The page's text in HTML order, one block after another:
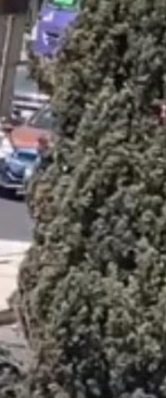
La Reorganización De
Unidos Endurece Su
A Wilber Armando
Exige Aclarar
Enfrenta Una
Plan Para Construir
Concesiones De Taxis
Cuatro Personas Tras
Lleva El
Crías De Iguana
Participa En
Asesoría Jurídica
E Iris Torres Buscan